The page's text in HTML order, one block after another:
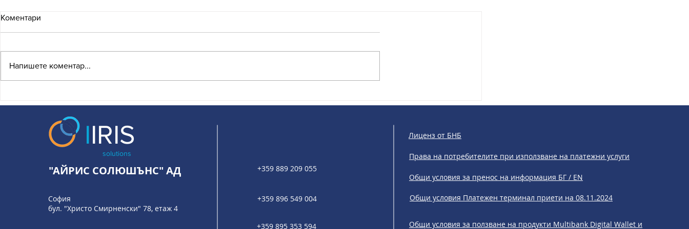
България към EuroPA и
какво следва за бизнеса?
банкиране в работещ пазар
Укрепване на финансовата
Източна Европа
Коментари
Напишете коментар...
IIRIS
solutions
"АЙРИС СОЛЮШЪНС" АД
София
бул. "Христо Смирненски" 78, етаж 4
+359 889 209 055
+359 896 549 004
Лиценз от БНБ
Права на потребителите при използване на платежни услуги
Общи условия за пренос на информация БГ / EN
Общи условия Платежен терминал приети на 08.11.2024
Общи условия за ползване на продукти Multibank Digital Wallet и
+359 895 353 594